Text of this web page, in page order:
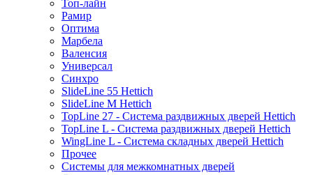
Топ-лайн
Рамир
Оптима
Марбела
Валенсия
Универсал
Синхро
SlideLine 55 Hettich
SlideLine M Hettich
TopLine 27 - Система раздвижных дверей Hettich
TopLine L - Система раздвижных дверей Hettich
WingLine L - Система складных дверей Hettich
Прочее
Системы для межкомнатных дверей